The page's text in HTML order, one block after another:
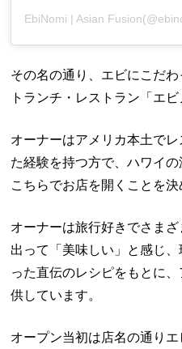
その名の通り、エビにこだ
トランチ・レストラン「エビ
オーナーはアメリカ本土で
た経験を持つ方で、ハワイの
こちらでお店を開くことを決
オーナーは旅行好きでさま
出って「美味しい」と感じ
った直伝のレシピをもとに
供しています。
オープン当初は店名の通り